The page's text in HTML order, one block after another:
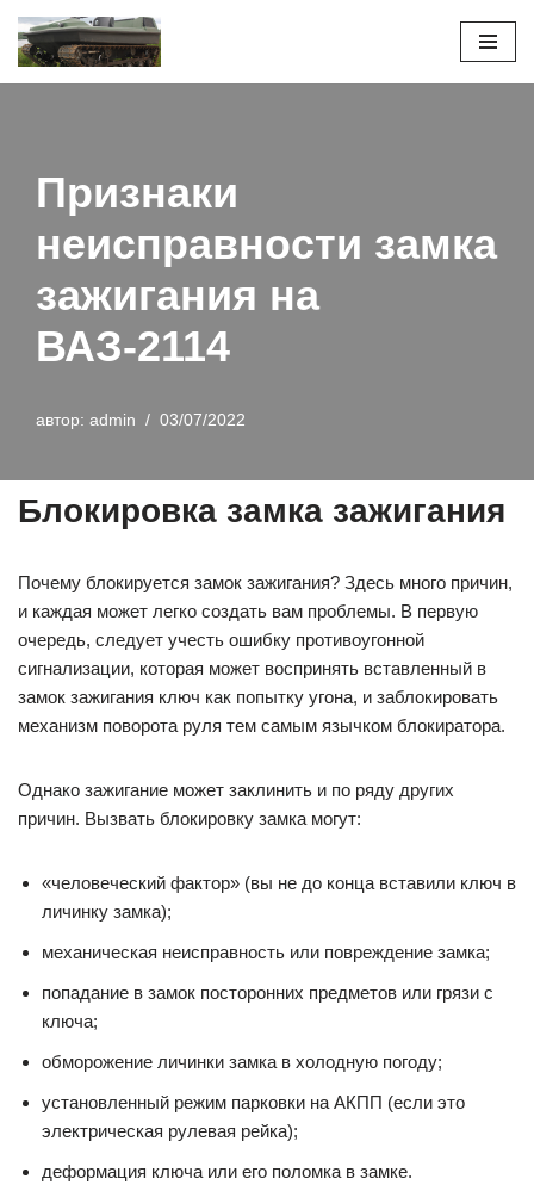
Перейти
Признаки
неисправности замка
зажигания на
ВАЗ-2114
автор: admin 03/07/2022
Блокировка замка зажигания
Почему блокируется замок зажигания? Здесь много причин,
и каждая может легко создать вам проблемы. В первую
очередь, следует учесть ошибку противоугонной
сигнализации, которая может воспринять вставленный в
замок зажигания ключ как попытку угона, и заблокировать
механизм поворота руля тем самым язычком блокиратора.
Однако зажигание может заклинить и по ряду других
причин. Вызвать блокировку замка могут:
«человеческий фактор» (вы не до конца вставили ключ в
личинку замка);
механическая неисправность или повреждение замка;
попадание в замок посторонних предметов или грязи с
ключа;
обморожение личинки замка в холодную погоду;
установленный режим парковки на АКПП (если это
электрическая рулевая рейка);
деформация ключа или его поломка в замке.